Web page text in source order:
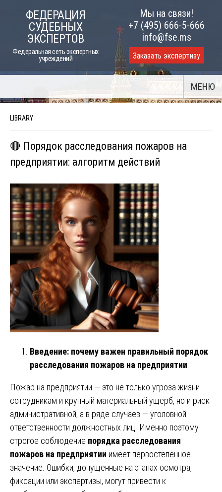
ФЕДЕРАЦИЯ
СУДЕБНЫХ
ЭКСПЕРТОВ
Федеральная сеть экспертных
учреждений
Мы на связи!
+7 (495) 666-5-666
info@fse.ms
Заказать экспертизу
МЕНЮ
LIBRARY
🔴 Порядок расследования пожаров на
предприятии: алгоритм действий
Введение: почему важен правильный порядок
расследования пожаров на предприятии
Пожар на предприятии — это не только угроза жизни
сотрудникам и крупный материальный ущерб, но и риск
административной, а в ряде случаев — уголовной
ответственности должностных лиц. Именно поэтому
строгое соблюдение порядка расследования
пожаров на предприятии имеет первостепенное
значение. Ошибки, допущенные на этапах осмотра,
фиксации или экспертизы, могут привести к